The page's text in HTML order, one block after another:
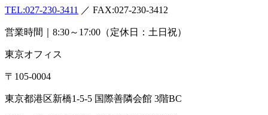
TEL:027-230-3411 ／ FAX:027-230-3412
営業時間｜8:30～17:00（定休日：土日祝）
東京オフィス
〒105-0004
東京都港区新橋1-5-5 国際善隣会館 3階BC